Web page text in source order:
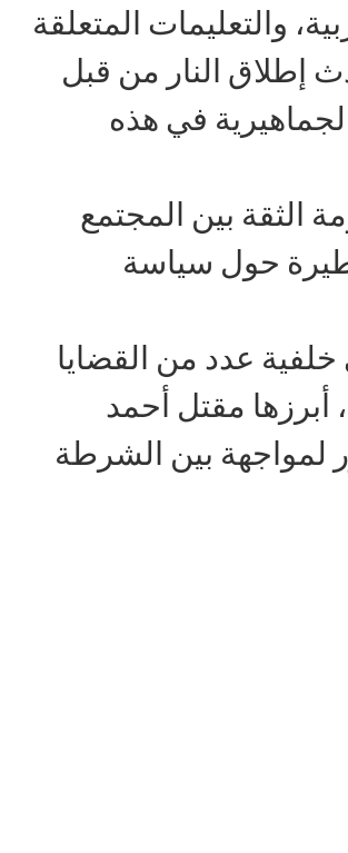
والتعليمات المتعلقة
إطلاق النار من قبل
في هذه
الثقة بين المجتمع
حول سياسة
عدد من القضايا
أبرزها مقتل أحمد
لمواجهة بين الشرطة